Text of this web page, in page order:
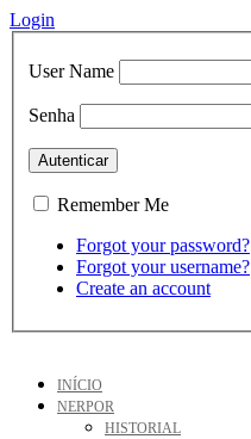
Login
User Name
Senha
Remember Me
Forgot your password?
Forgot your username?
Create an account
INÍCIO
NERPOR
HISTORIAL